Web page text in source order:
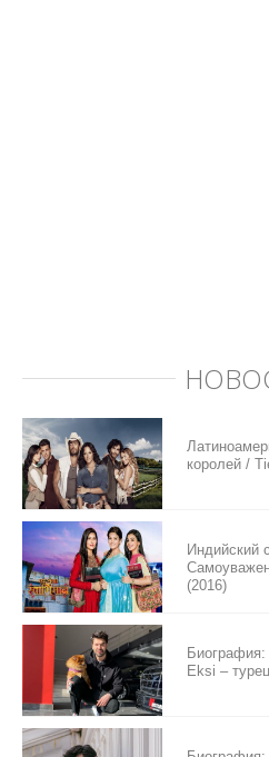
королей /
Индийский
(2016)
Eksi –